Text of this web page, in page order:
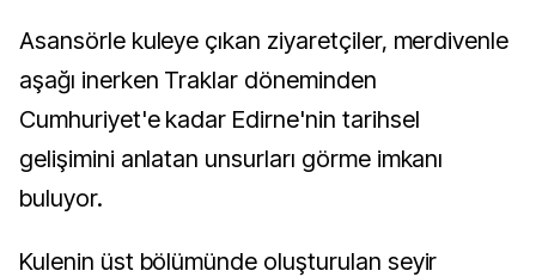
Asansörle kuleye çıkan ziyaretçiler, merdivenle
aşağı inerken Traklar döneminden
Cumhuriyet'e kadar Edirne'nin tarihsel
gelişimini anlatan unsurları görme imkanı
buluyor.
Kulenin üst bölümünde oluşturulan seyir